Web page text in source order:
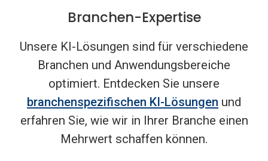
Branchen-Expertise
Unsere KI-Lösungen sind für verschiedene
Branchen und Anwendungsbereiche
optimiert. Entdecken Sie unsere
branchenspezifischen KI-Lösungen und
erfahren Sie, wie wir in Ihrer Branche einen
Mehrwert schaffen können.